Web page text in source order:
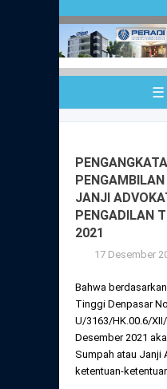
☰
Pusat
Peraturan
Perubahan
Pengangkatan
Dewan
Daftar Perkara
Komisi
Komisi
Certificate of
JANJI
PENGADILAN
2021
17 Desember
Bahwa
Tinggi Denpasar
U/3163/HK.00.6/
Desember 2021
Sumpah atau Janji
ketentuan-